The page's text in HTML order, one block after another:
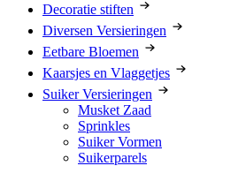
Decoratie stiften
Diversen Versieringen
Eetbare Bloemen
Kaarsjes en Vlaggetjes
Suiker Versieringen
Musket Zaad
Sprinkles
Suiker Vormen
Suikerparels